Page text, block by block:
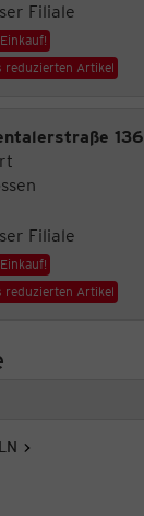
Filiale
reduzierten Artikel
136
Filiale
reduzierten Artikel